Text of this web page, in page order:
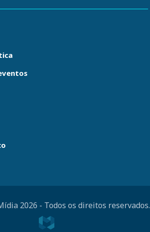
2026 - Todos os direitos reservados.